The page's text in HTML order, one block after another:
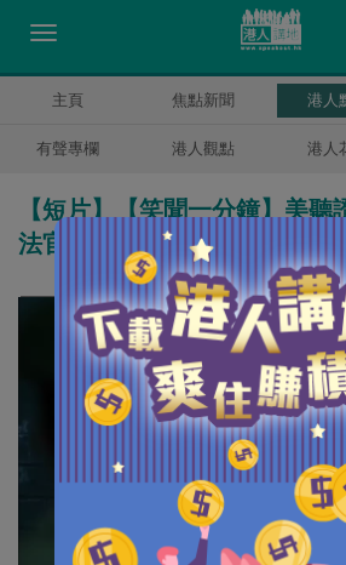
主頁 焦點新聞 港人
有聲專欄 港人觀點 港人
【短片】【笑聞一分鐘】美聽
法官 「漢奸大聯盟」聚首一堂